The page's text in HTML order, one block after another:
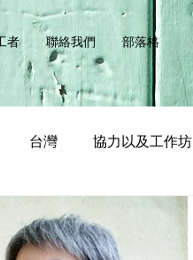
者 聯絡我們 部落格
台灣 協力以及工作坊
培訓 孟磊與江慧儀